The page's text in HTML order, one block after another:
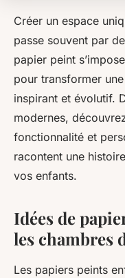
Créer un espace
passe souvent par
papier peint
pour transformer
inspirant et évolutif.
modernes,
fonctionnalité et
racontent une
vos enfants.
Idées de
les chambres
Les papiers peints